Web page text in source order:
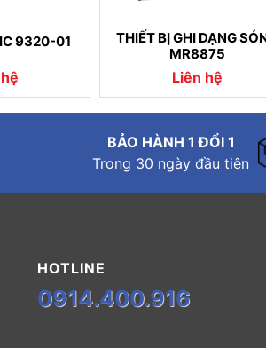
9320-01
THIẾT BỊ GHI DẠNG
MR8875
Liên hệ
BẢO HÀNH 1 ĐỔI 1
Trong 30 ngày đầu tiên
HOTLINE
0914.400.916